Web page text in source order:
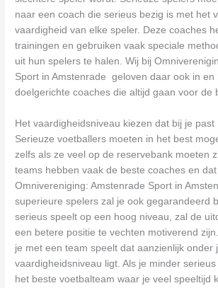
naar een coach die serieus bezig is met het
vaardigheid van elke speler. Deze coaches
trainingen en gebruiken vaak speciale
uit hun spelers te halen. Wij bij
Sport in Amstenrade geloven daar ook in en
doelgerichte coaches die altijd gaan voor de
Het vaardigheidsniveau kiezen dat bij je past
Serieuze voetballers moeten in het best
zelfs als ze veel op de reservebank moeten
teams hebben vaak de beste coaches en
Omnivereniging: Amstenrade Sport in
superieure spelers zal je ook gegarandeerd
serieus speelt op een hoog niveau, zal de
een betere positie te vechten motiverend
je met een team speelt dat aanzienlijk onder
vaardigheidsniveau ligt. Als je minder
het beste voetbalteam waar je veel speeltijd